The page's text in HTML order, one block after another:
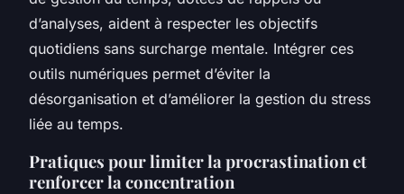
d’analyses, aident à respecter les objectifs
quotidiens sans surcharge mentale. Intégrer ces
outils numériques permet d’éviter la
désorganisation et d’améliorer la gestion du stress
liée au temps.
Pratiques pour limiter la procrastination et
renforcer la concentration